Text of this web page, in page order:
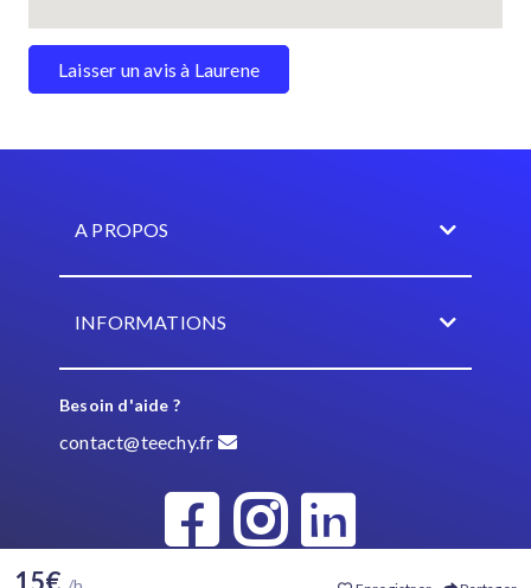
Laisser un avis à Laurene
15€
A PROPOS
INFORMATIONS
Besoin d'aide ?
contact@teechy.fr